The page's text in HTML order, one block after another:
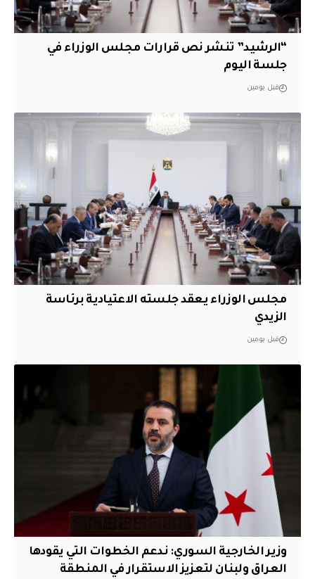
“الرشيد” تنشر نص قرارات مجلس الوزراء في
جلسة اليوم
قبل يومين
مجلس الوزراء يعقد جلسته الاعتيادية برئاسة
الزيدي
قبل يومين
وزير الخارجية السوري: ندعم الخطوات التي يقودها
العراق ولبنان لتعزيز الاستقرار في المنطقة